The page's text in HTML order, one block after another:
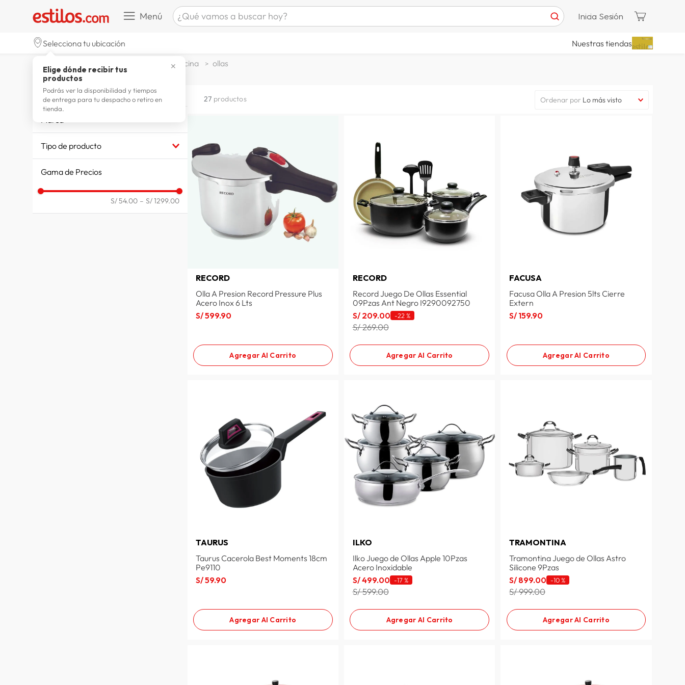
Menú ¿Qué vamos a buscar hoy?
tv
7.
terrex
spiderman
10 lavadora
Inicia Sesión
Selecciona tu ubicación
✕
Elige dónde recibir tus
productos
Podrás ver la disponibilidad y tiempos
de entrega para tu despacho o retiro en
tienda.
Nuestras tiendas
menaje cocina ollas
OLLAS
Marca
TRAMONTINA
FACUSA
T-FAL
ILKO
Tipo de producto
OLLAS A PRESION
Gama de Precios
S/ 54.00 – S/ 1299.00
27 productos Ordenar por Lo más visto
RECORD
Olla A Presion Record Pressure Plus
Acero Inox 6 Lts
S/599.90
Agregar Al Carrito
RECORD
Record Juego De Ollas Essential
09Pzas Ant Negro I9290092750
S/ 209.00 -22 %
S/ 269.00
Agregar Al Carrito
FACUSA
Facusa Olla A Presion 5lts Cierre
Extern
S/ 159.90
Agregar Al Carrito
TAURUS
Taurus Cacerola Best Moments 18cm
Pe9110
S/59.90
Agregar Al Carrito
ILKO
Ilko Juego de Ollas Apple 10Pzas
Acero Inoxidable
S/499.00 -17 %
S/ 599.00
Agregar Al Carrito
TRAMONTINA
Tramontina Juego de Ollas Astro
Silicone 9Pzas
S/ 899.00 -10 %
S/ 999.00
Agregar Al Carrito